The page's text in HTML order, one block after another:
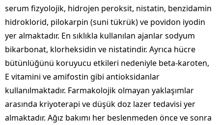
serum fizyolojik, hidrojen peroksit, nistatin, benzidamin
hidroklorid, pilokarpin (suni tükrük) ve povidon iyodin
yer almaktadır. En sıklıkla kullanılan ajanlar sodyum
bikarbonat, klorheksidin ve nistatindir. Ayrıca hücre
bütünlüğünü koruyucu etkileri nedeniyle beta-karoten,
E vitamini ve amifostin gibi antioksidanlar
kullanılmaktadır. Farmakolojik olmayan yaklaşımlar
arasında kriyoterapi ve düşük doz lazer tedavisi yer
almaktadır. Ağız bakımı her beslenmeden önce ve sonra